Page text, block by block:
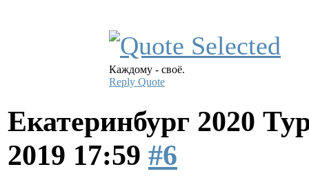
Каждому - своё.
Reply Quote
Екатеринбург 2020
2019 17:59 #6